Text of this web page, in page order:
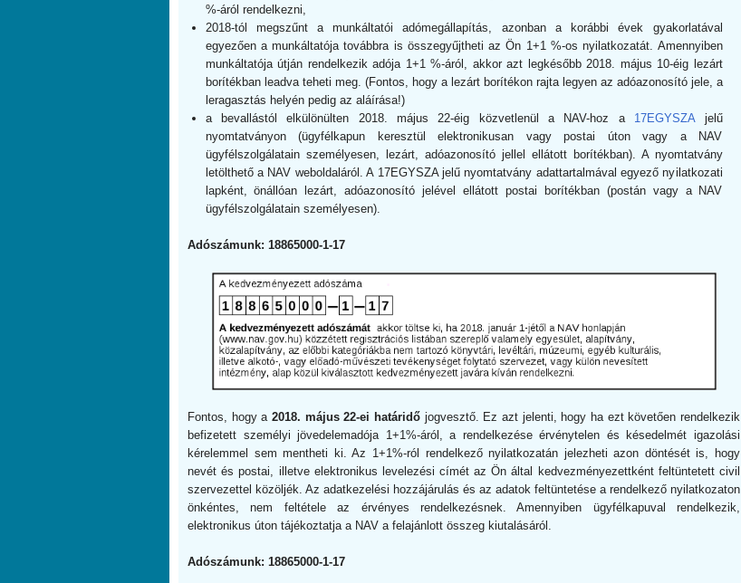
%-áról rendelkezni,
2018-tól megszűnt a munkáltatói adómegállapítás, azonban a korábbi évek gyakorlatával
egyezően a munkáltatója továbbra is összegyűjtheti az Ön 1+1 %-os nyilatkozatát. Amennyiben
munkáltatója útján rendelkezik adója 1+1 %-áról, akkor azt legkésőbb 2018. május 10-éig lezárt
borítékban leadva teheti meg. (Fontos, hogy a lezárt borítékon rajta legyen az adóazonosító jele, a
leragasztás helyén pedig az aláírása!)
a bevallástól elkülönülten 2018. május 22-éig közvetlenül a NAV-hoz a 17EGYSZAjelű
nyomtatványon (ügyfélkapun keresztül elektronikusan vagy postai úton vagy a NAV
ügyfélszolgálatain személyesen, lezárt, adóazonosító jellel ellátott borítékban). A nyomtatvány
letölthető a NAV weboldaláról. A 17EGYSZA jelű nyomtatvány adattartalmával egyező nyilatkozati
lapként, önállóan lezárt, adóazonosító jelével ellátott postai borítékban (postán vagy a NAV
ügyfélszolgálatain személyesen).
Adószámunk: 18865000-1-17
Fontos, hogy a 2018. május 22-ei határidő jogvesztő. Ez azt jelenti, hogy ha ezt követően rendelkezik
befizetett személyi jövedelemadója 1+1%-áról, a rendelkezése érvénytelen és késedelmét igazolási
kérelemmel sem mentheti ki. Az 1+1%-ról rendelkező nyilatkozatán jelezheti azon döntését is, hogy
nevét és postai, illetve elektronikus levelezési címét az Ön által kedvezményezettként feltüntetett civil
szervezettel közöljék. Az adatkezelési hozzájárulás és az adatok feltüntetése a rendelkező nyilatkozaton
önkéntes, nem feltétele az érvényes rendelkezésnek. Amennyiben ügyfélkapuval rendelkezik,
elektronikus úton tájékoztatja a NAV a felajánlott összeg kiutalásáról.
Adószámunk: 18865000-1-17